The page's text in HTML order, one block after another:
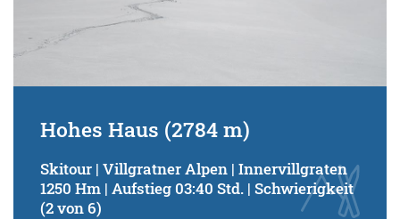
Hohes Haus (2784 m)
Skitour | Villgratner Alpen | Innervillgraten
1250 Hm | Aufstieg 03:40 Std. | Schwierigkeit
(2 von 6)